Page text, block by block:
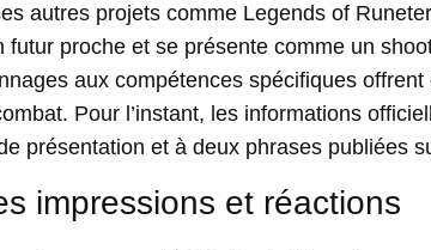
autres projets comme Legends of
futur proche et se présente comme un
aux compétences spécifiques
Pour l’instant, les informations
présentation et à deux phrases publiées
impressions et réactions